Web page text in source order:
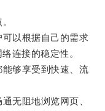
以根据自己的需求
连接的稳定性。
够享受到快速、流
无阻地浏览网页、